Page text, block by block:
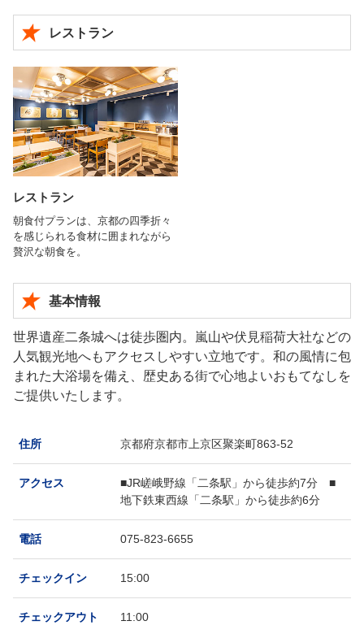
レストラン
レストラン
朝食付プランは、京都の四季折々
を感じられる食材に囲まれながら
贅沢な朝食を。
基本情報
世界遺産二条城へは徒歩圏内。嵐山や伏見稲荷大社などの
人気観光地へもアクセスしやすい立地です。 和の風情に包
まれた大浴場を備え、歴史ある街で心地よいおもてなしを
ご提供いたします。
住所 京都府京都市上京区聚楽町863-52
アクセス
■JR嵯峨野線「二条駅」から徒歩約7分 ■
地下鉄東西線「二条駅」から徒歩約6分
電話 075-823-6655
チェックイン 15:00
チェックアウト 11:00